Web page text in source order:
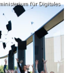
für Digitales